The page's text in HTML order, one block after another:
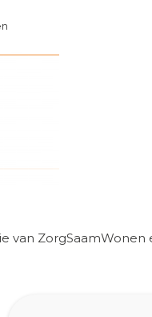
van ZorgSaamWonen